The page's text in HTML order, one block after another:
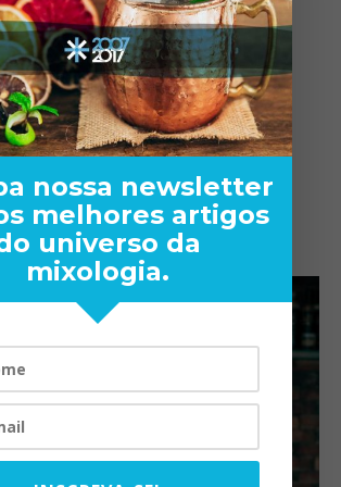
nossa newsletter
melhores artigos
universo da
mixologia.